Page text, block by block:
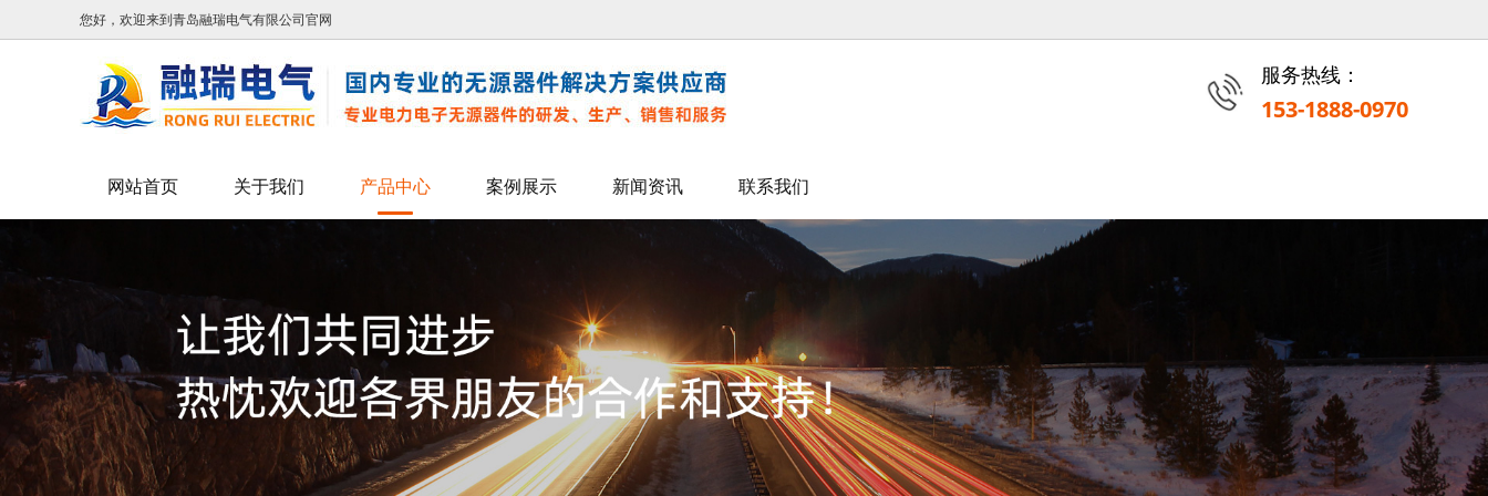
您好，欢迎来到青岛融瑞电气有限公司官网
服务热线：
153-1888-0970
网站首页 关于我们 产品中心 案例展示 新闻资讯 联系我们